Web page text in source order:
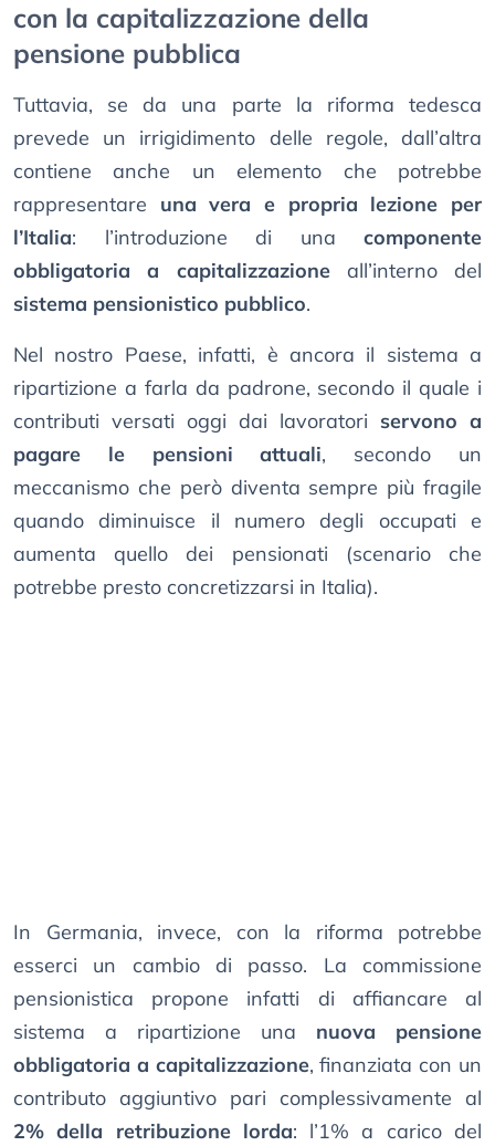
con la capitalizzazione della
pensione pubblica
Tuttavia, se da una parte la riforma tedesca
prevede un irrigidimento delle regole, dall’altra
contiene anche un elemento che potrebbe
rappresentare una vera e propria lezione per
l’Italia: l’introduzione di una componente
obbligatoria a capitalizzazioneall’interno del
sistema pensionistico pubblico.
Nel nostro Paese, infatti, è ancora il sistema a
ripartizione a farla da padrone, secondo il quale i
contributi versati oggi dai lavoratori servono a
pagare le pensioni attuali, secondo un
meccanismo che però diventa sempre più fragile
quando diminuisce il numero degli occupati e
aumenta quello dei pensionati (scenario che
potrebbe presto concretizzarsi in Italia).
In Germania, invece, con la riforma potrebbe
esserci un cambio di passo. La commissione
pensionistica propone infatti di affiancare al
sistema a ripartizione una nuova pensione
obbligatoria a capitalizzazione, finanziata con un
contributo aggiuntivo pari complessivamente al
2% della retribuzione lorda: l’1% a carico del